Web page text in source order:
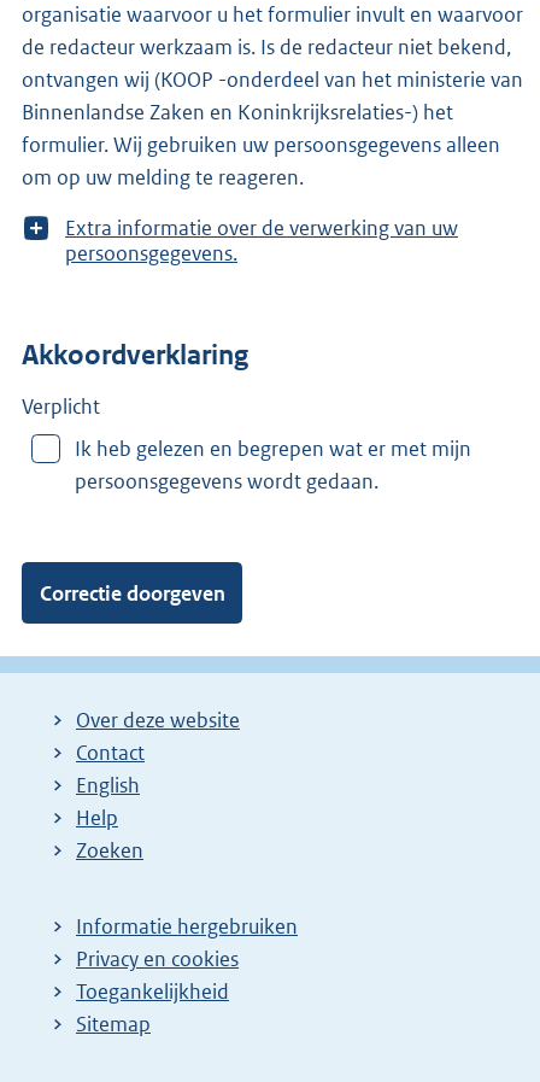
organisatie waarvoor u het formulier invult en waarvoor
de redacteur werkzaam is. Is de redacteur niet bekend,
ontvangen wij (KOOP -onderdeel van het ministerie van
Binnenlandse Zaken en Koninkrijksrelaties-) het
formulier. Wij gebruiken uw persoonsgegevens alleen
om op uw melding te reageren.
T
o
e
r
n
Extra informatie over de verwerking van uw
persoonsgegevens.
Akkoordverklaring
Verplicht
Ik heb gelezen en begrepen wat er met mijn
persoonsgegevens wordt gedaan.
Over deze website
Contact
English
Help
Zoeken
Informatie hergebruiken
Privacy en cookies
Toegankelijkheid
Sitemap